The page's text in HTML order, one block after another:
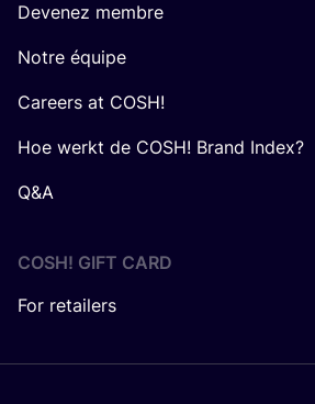
Devenez membre
Notre équipe
Careers at COSH!
Hoe werkt de COSH! Brand Index?
Q&A
COSH! GIFT CARD
For retailers